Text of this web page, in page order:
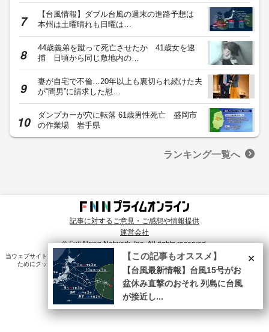
【台風情報】ダブル台風の週末の進路予想は
本州は土曜晴れも日曜は…
44歳義弟を蹴って死亡させたか 41歳女を逮
捕 日頃から同じ敷地内の…
妻が自宅で不倫…20年以上も裏切られ続けた夫
が“間男”に請求した慰…
ダンプカーが穴に転落 61歳男性死亡 盛岡市
の作業場 岩手県
ランキング一覧へ
記事に対するご意見・ご感想や情報提供
運営会社
© Fuji News Network, Inc. All rights reserved.
当ウェブサイトでは、ユーザのニーズ・興味・関⼼に合致したコンテンツや広告配信を提供する
ためにクッキーを使⽤しています。詳細は、
プライバシーポリシー をご確認ください。×
【この記事もオススメ】
【台風最新情報】台風15号がお
盆休み直撃のおそれ 列島に台風
が接近し...